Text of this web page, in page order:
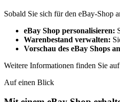
Sobald Sie sich für den eBay-Shop
eBay Shop personalisieren:
Warenbestand verwalten:
Vorschau des eBay Shops
Weitere Informationen finden Sie
Auf einen Blick